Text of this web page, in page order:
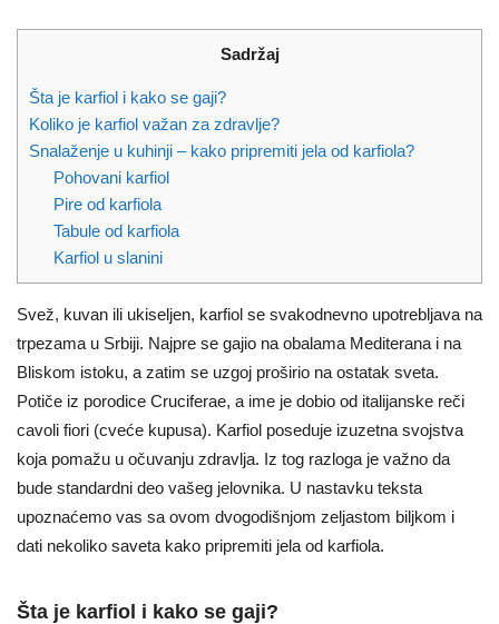
Sadržaj
Šta je karfiol i kako se gaji?
Koliko je karfiol važan za zdravlje?
Snalaženje u kuhinji – kako pripremiti jela od karfiola?
Pohovani karfiol
Pire od karfiola
Tabule od karfiola
Karfiol u slanini
Svež, kuvan ili ukiseljen, karfiol se svakodnevno upotrebljava na
trpezama u Srbiji. Najpre se gajio na obalama Mediterana i na
Bliskom istoku, a zatim se uzgoj proširio na ostatak sveta.
Potiče iz porodice Cruciferae, a ime je dobio od italijanske reči
cavoli fiori (cveće kupusa). Karfiol poseduje izuzetna svojstva
koja pomažu u očuvanju zdravlja. Iz tog razloga je važno da
bude standardni deo vašeg jelovnika. U nastavku teksta
upoznaćemo vas sa ovom dvogodišnjom zeljastom biljkom i
dati nekoliko saveta kako pripremiti jela od karfiola.
Šta je karfiol i kako se gaji?